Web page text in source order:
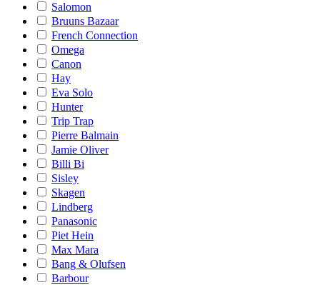
Salomon
Bruuns Bazaar
French Connection
Omega
Canon
Hay
Eva Solo
Hunter
Trip Trap
Pierre Balmain
Jamie Oliver
Billi Bi
Sisley
Skagen
Lindberg
Panasonic
Piet Hein
Max Mara
Bang & Olufsen
Barbour